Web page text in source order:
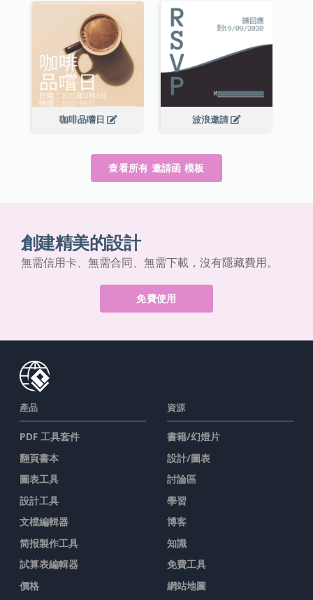
咖啡品嚐日 波浪邀請
查看所有 邀請函 模板
創建精美的設計
無需信用卡、無需合同、無需下載，沒有隱藏費用。
免費使用
產品
PDF 工具套件
翻頁書本
圖表工具
設計工具
文檔編輯器
简报製作工具
試算表編輯器
價格
資源
書籍/幻燈片
設計/圖表
討論區
學習
博客
知識
免費工具
網站地圖